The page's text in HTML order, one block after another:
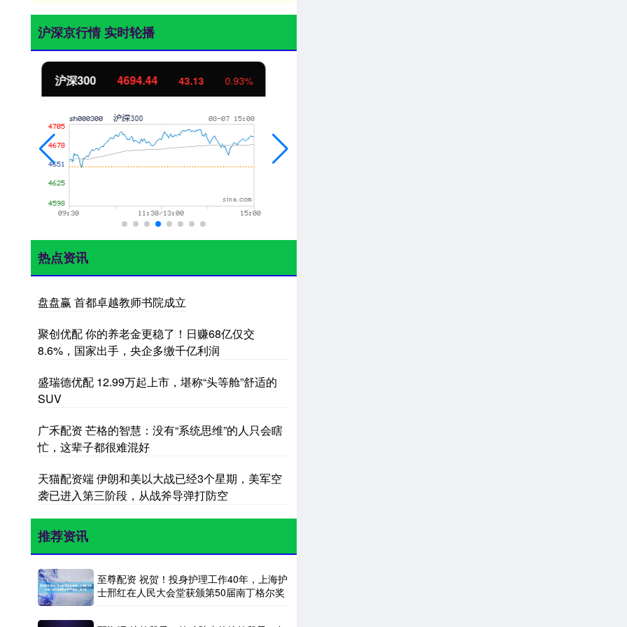
沪深京行情 实时轮播
北证50 1134.24 11.37 1.01%
热点资讯
盘盘赢 首都卓越教师书院成立
聚创优配 你的养老金更稳了！日赚68亿仅交
8.6%，国家出手，央企多缴千亿利润
盛瑞德优配 12.99万起上市，堪称“头等舱”舒适的
SUV
广禾配资 芒格的智慧：没有“系统思维”的人只会瞎
忙，这辈子都很难混好
天猫配资端 伊朗和美以大战已经3个星期，美军空
袭已进入第三阶段，从战斧导弹打防空
推荐资讯
至尊配资 祝贺！投身护理工作40年，上海护
士邢红在人民大会堂获颁第50届南丁格尔奖